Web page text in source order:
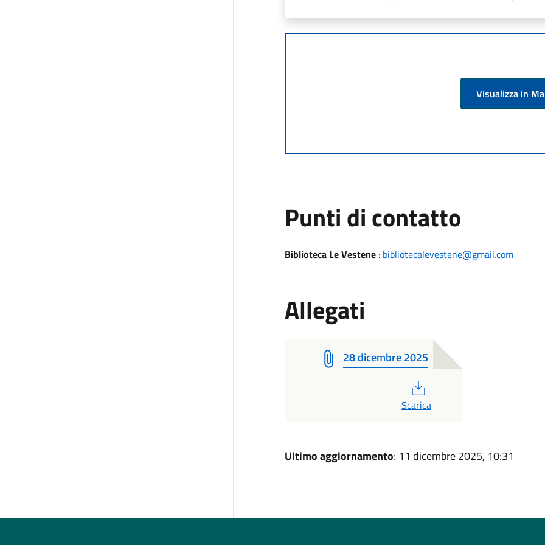
Visualizza in
Punti di contatto
Biblioteca Le Vestene: bibliotecalevestene@gmail.com
Allegati
28 dicembre 2025
Scarica
Ultimo aggiornamento: 11 dicembre 2025, 10:31